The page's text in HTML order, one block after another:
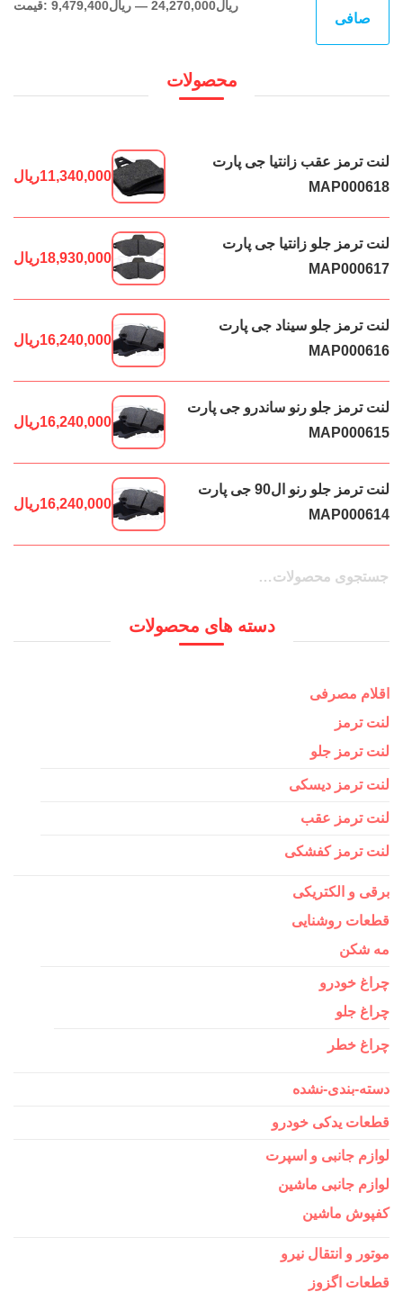
صافی
قيمت: 9,479,400ریال — 24,270,000ریال
محصولات
لنت ترمز عقب زانتیا جی پارت
MAP000618
11,340,000ریال
لنت ترمز جلو زانتیا جی پارت
MAP000617
18,930,000ریال
لنت ترمز جلو سیناد جی پارت
MAP000616
16,240,000ریال
لنت ترمز جلو رنو ساندرو جی پارت
MAP000615
16,240,000ریال
لنت ترمز جلو رنو ال90 جی پارت
MAP000614
16,240,000ریال
جستجو
جستجو
دسته های محصولات
اقلام مصرفی
لنت ترمز
لنت ترمز جلو
لنت ترمز دیسکی
لنت ترمز عقب
لنت ترمز کفشکی
برقی و الکتریکی
قطعات روشنایی
مه شکن
چراغ خودرو
چراغ جلو
چراغ خطر
دسته-بندی-نشده
قطعات یدکی خودرو
لوازم جانبی و اسپرت
لوازم جانبی ماشین
کفپوش ماشین
موتور و انتقال نیرو
قطعات اگزوز